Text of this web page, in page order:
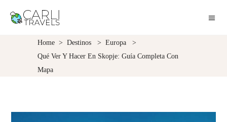
Home > Destinos > Europa
>
Qué Ver Y Hacer En Skopje: Guía Completa Con
Mapa